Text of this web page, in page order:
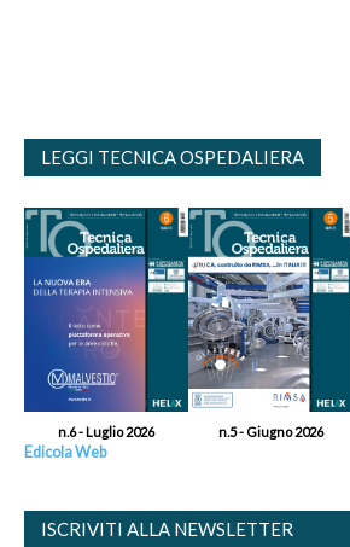
LEGGI TECNICA OSPEDALIERA
n.6 - Luglio 2026 n.5 - Giugno 2026
Edicola Web
ISCRIVITI ALLA NEWSLETTER